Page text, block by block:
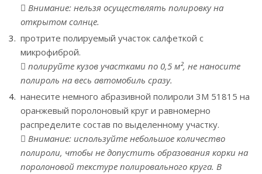
Внимание: нельзя осуществлять полировку на
открытом солнце.
протрите полируемый участок салфеткой с
микрофиброй.
полируйте кузов участками по 0,5 м², не наносите
полироль на весь автомобиль сразу.
нанесите немного абразивной полироли 3М 51815 на
оранжевый поролоновый круг и равномерно
распределите состав по выделенному участку.
Внимание: используйте небольшое количество
полироли, чтобы не допустить образования корки на
поролоновой текстуре полировального круга. В